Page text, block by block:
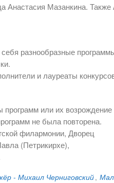
Анастасия Мазанкина. Также
разнообразные
и лауреаты
программ или их возрождение
не была повторена.
филармонии, Дворец
(Петрикирхе),
- Михаил Черниговский,